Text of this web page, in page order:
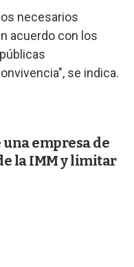
necesarios
acuerdo con los
se indica.
empresa de
la IMM y limitar